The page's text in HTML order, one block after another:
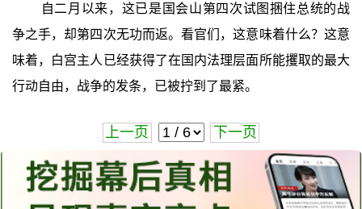
自二月以来，这已是国会山第四次试图捆住总统的战
争之手，却第四次无功而返。看官们，这意味着什么？这意
味着，白宫主人已经获得了在国内法理层面所能攫取的最大
行动自由，战争的发条，已被拧到了最紧。
上一页 下一页